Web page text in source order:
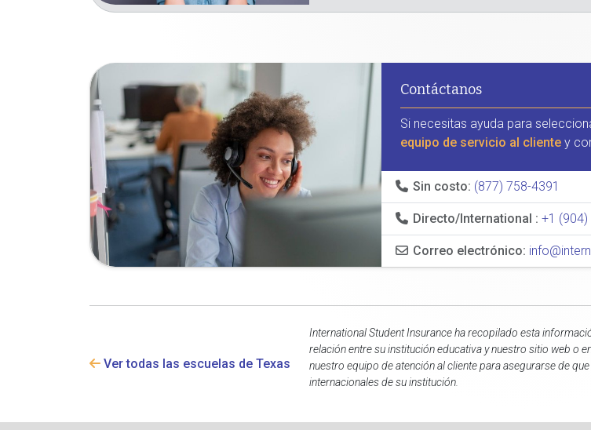
Contáctanos
Si necesitas ayuda para
equipo de servicio al cliente y
Sin costo: (877) 758-4391
Directo/International : +1 (904)
Correo electrónico:
Ver todas las escuelas de Texas
International Student Insurance ha recopilado esta
relación entre su institución educativa y nuestro sitio web o
nuestro equipo de atención al cliente para asegurarse de
internacionales de su institución.